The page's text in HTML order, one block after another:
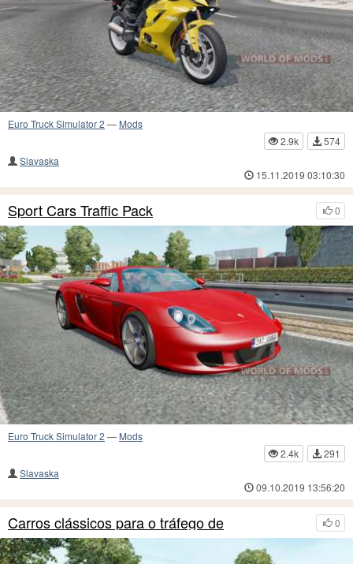
Euro Truck Simulator 2 — Mods
2.9k
574
Slavaska
15.11.2019 03:10:30
0
Sport Cars Traffic Pack
Euro Truck Simulator 2 — Mods
2.4k
291
Slavaska
09.10.2019 13:56:20
0
Carros clássicos para o tráfego de